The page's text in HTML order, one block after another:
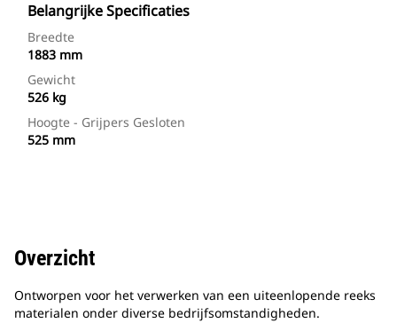
Belangrijke Specificaties
Breedte
1883 mm
Gewicht
526 kg
Hoogte - Grijpers Gesloten
525 mm
Overzicht
Ontworpen voor het verwerken van een uiteenlopende reeks
materialen onder diverse bedrijfsomstandigheden.